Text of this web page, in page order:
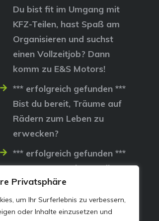
Privatsphäre
um Ihr Surferlebnis zu verbessern,
oder Inhalte einzusetzen und
Du bist fit im Umgang mit
KFZ-Teilen, hast Spaß am
Organisieren und suchst
einen Vollzeitjob? Dann
komm zu E&S Motors!
*** erfolgreich gefunden ***
Bist du bereit, Träume auf
Rädern zum Leben zu
erwecken?
*** erfolgreich gefunden ***
Lass uns gemeinsam die
Straßen erobern…